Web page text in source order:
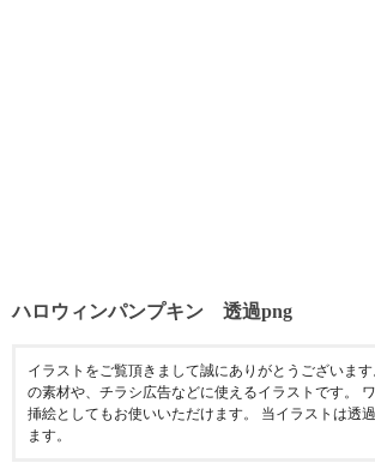
ハロウィンパンプキン 透過png
イラストをご覧頂きまして誠にありがとうございま
の素材や、チラシ広告などに使えるイラストです。
挿絵としてもお使いいただけます。 当イラストは透
ます。